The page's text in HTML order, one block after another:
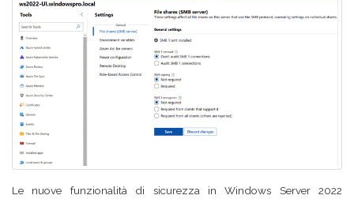
Le nuove funzionalità di sicurezza in Windows Server 2022